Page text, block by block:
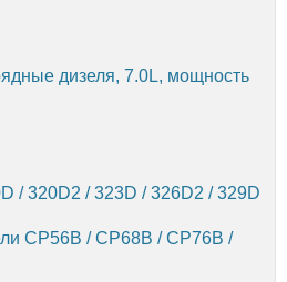
дизеля, 7.0L, мощность
/ 320D2 / 323D / 326D2 / 329D
CP56B / CP68B / CP76B /